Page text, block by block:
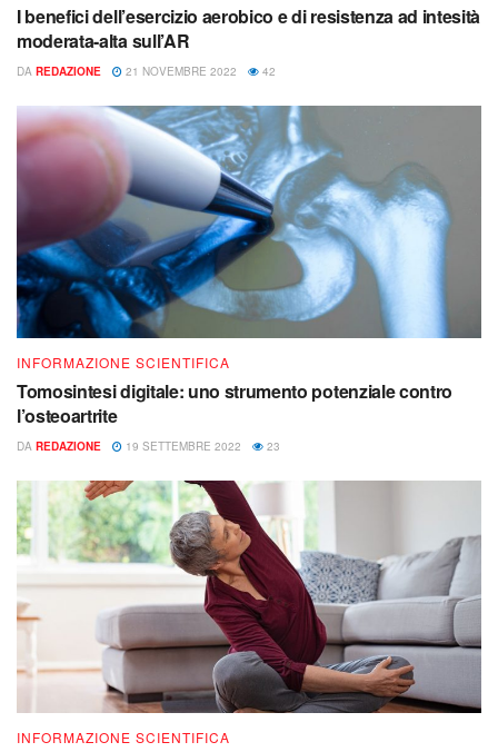
I benefici dell’esercizio aerobico e di resistenza ad intesità
moderata-alta sull’AR
DA REDAZIONE 21 NOVEMBRE 2022 42
INFORMAZIONE SCIENTIFICA
Tomosintesi digitale: uno strumento potenziale contro
l’osteoartrite
DA REDAZIONE 19 SETTEMBRE 2022 23
INFORMAZIONE SCIENTIFICA